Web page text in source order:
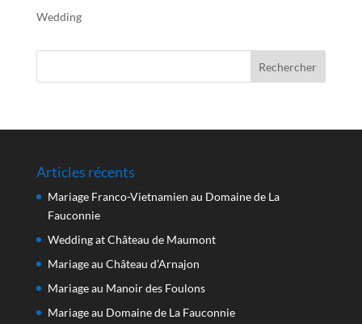
Wedding
Articles récents
Mariage Franco-Vietnamien au Domaine de La
Fauconnie
Wedding at Château de Maumont
Mariage au Château d’Arnajon
Mariage au Manoir des Foulons
Mariage au Domaine de La Fauconnie